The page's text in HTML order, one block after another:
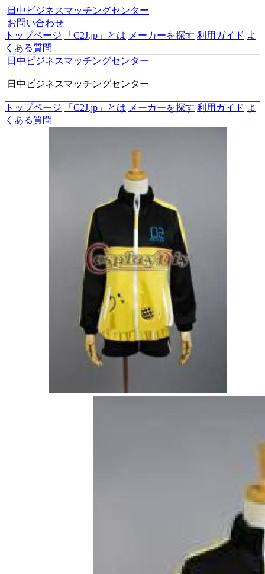
日中ビジネスマッチングセンター
お問い合わせ
トップページ
「C2J.jp」とは メーカーを探す 利用ガイド よ
くある質問
日中ビジネスマッチングセンター
日中ビジネスマッチングセンター
トップページ 「C2J.jp」とは メーカーを探す 利用ガイド よ
くある質問